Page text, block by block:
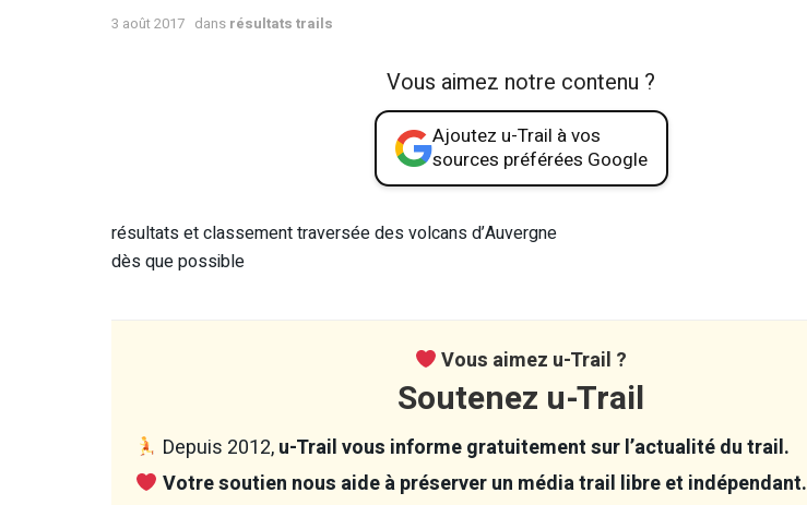
3 août 2017 dans résultats trails
Vous aimez notre contenu ?
Ajoutez u-Trail à vos
sources préférées Google
résultats et classement traversée des volcans d’Auvergne
dès que possible
Vous aimez u-Trail ?
Soutenez u-Trail
Depuis 2012,u-Trail vous informe gratuitement sur l’actualité du trail.
Votre soutien nous aide à préserver un média trail libre et indépendant.